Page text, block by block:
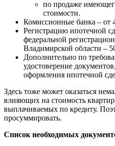
по продаже
стоимости.
Комиссионные банка – от
Регистрацию ипотечной
федеральной
Владимирской области –
Дополнительно по
удостоверение
оформления ипотечной
Здесь тоже может оказаться
влияющих на стоимость
выплачиваемых по кредиту.
просуммировать.
Список необходимых